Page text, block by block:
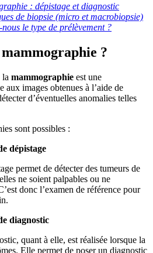
: dépistage et diagnostic
de biopsie (micro et macrobiopsie)
le type de prélèvement ?
mammographie ?
la mammographie est une
aux images obtenues à l’aide de
d’éventuelles anomalies telles
sont possibles :
dépistage
permet de détecter des tumeurs de
ne soient palpables ou ne
donc l’examen de référence pour
diagnostic
quant à elle, est réalisée lorsque la
Elle permet de poser un diagnostic